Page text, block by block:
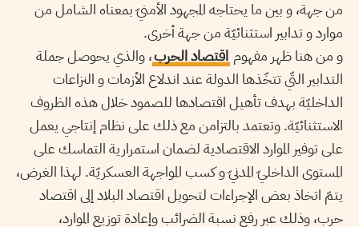
من جهة، و بين ما يحتاجه المجهود الأمنيّ بمعناه الشامل من
موارد و تدابير استثنائيّة من جهة أخرى.
و من هنا ظهر مفهوم اقتصاد الحرب، والذي يحوصل جملة
التدابير التّي تتخّذها الدولة عند اندلاع الأزمات و النزاعات
الداخليّة بهدف تأهيل اقتصادها للصمود خلال هذه الظروف
الاستثنائيّة. وتعتمد بالتزامن مع ذلك على نظام إنتاجي يعمل
على توفير الموارد الاقتصادية لضمان استمرارية التماسك على
المستوى الداخليّ المدنيّ و كسب المواجهة العسكريّة. لهذا الغرض،
يتمّ اتخاذ بعض الإجراءات لتحويل اقتصاد البلاد إلى اقتصاد
حرب، وذلك عبر رفع نسبة الضرائب وإعادة توزيع الموارد،